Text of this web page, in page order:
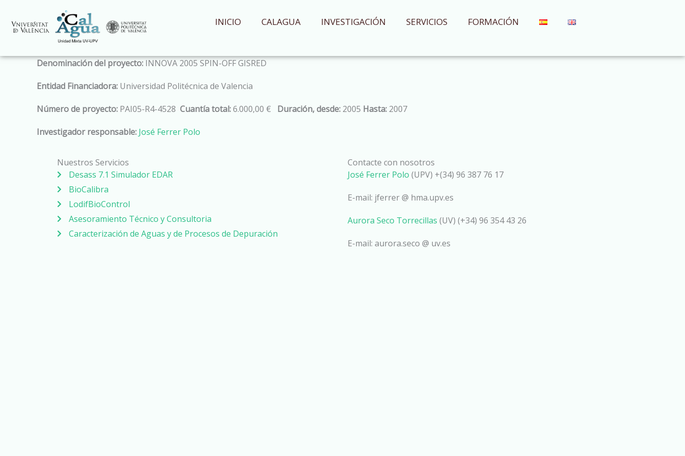
contenido
INICIO CALAGUA INVESTIGACIÓN SERVICIOS FORMACIÓN
Denominación del proyecto: INNOVA 2005 SPIN-OFF GISRED
Entidad Financiadora: Universidad Politécnica de Valencia
Número de proyecto: PAI05-R4-4528 Cuantía total:6.000,00 € Duración, desde: 2005 Hasta: 2007
Investigador responsable: José Ferrer Polo
Nuestros Servicios
Desass 7.1 Simulador EDAR
BioCalibra
LodifBioControl
Asesoramiento Técnico y Consultoria
Caracterización de Aguas y de Procesos de Depuración
Contacte con nosotros
José Ferrer Polo (UPV) +(34) 96 387 76 17
E-mail: jferrer @ hma.upv.es
Aurora Seco Torrecillas (UV) (+34) 96 354 43 26
E-mail: aurora.seco @ uv.es